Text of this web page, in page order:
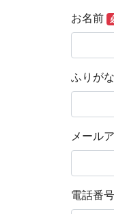
お名前
ふりがな
メール
電話番号